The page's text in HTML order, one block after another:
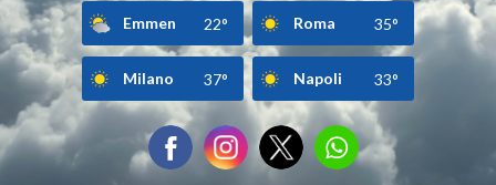
Emmen 22° Roma 35°
Milano 37° Napoli 33°